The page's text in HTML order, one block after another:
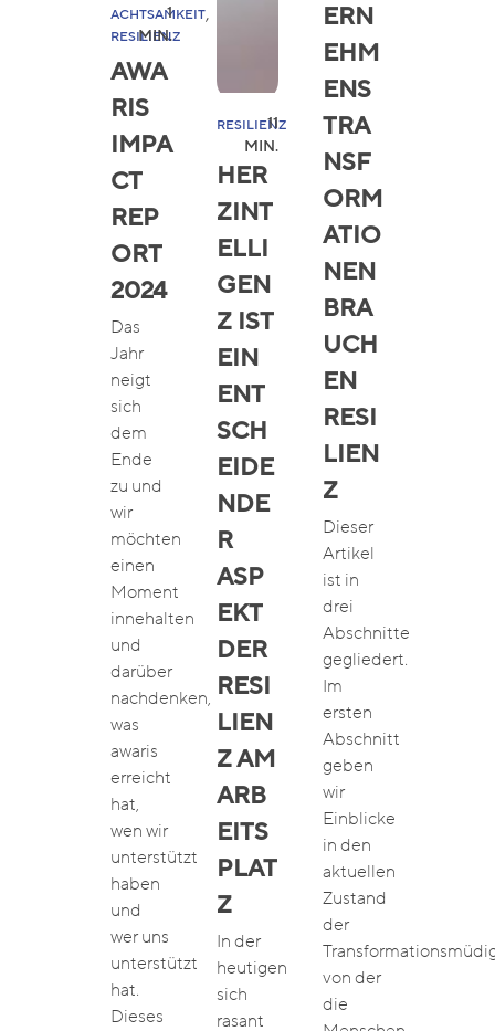
ACHTSAMKEIT
RESILIENZ
1
MIN.
AWA
RIS
IMPA
CT
REP
ORT
2024
Das
Jahr
neigt
sich
dem
Ende
zu und
wir
möchten
einen
Moment
innehalten
und
darüber
nachdenken,
was
awaris
erreicht
hat,
wen wir
unterstützt
haben
und
wer uns
unterstützt
hat.
Dieses
RESILIENZ
11
MIN.
HER
ZINT
ELLI
GEN
Z IST
EIN
ENT
SCH
EIDE
NDE
R
ASP
EKT
DER
RESI
LIEN
Z AM
ARB
EITS
PLAT
Z
In der
heutigen
sich
rasant
ERN
EHM
ENS
TRA
NSF
ORM
ATIO
NEN
BRA
UCH
EN
RESI
LIEN
Z
Dieser
Artikel
ist in
drei
Abschnitte
gegliedert.
Im
ersten
Abschnitt
geben
wir
Einblicke
in den
aktuellen
Zustand
der
von der
die